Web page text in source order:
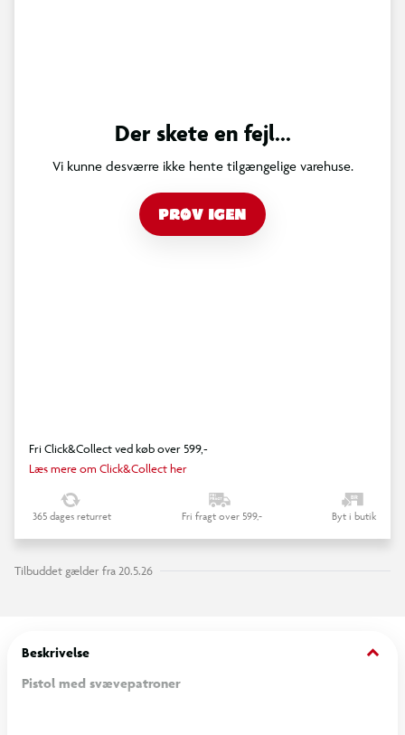
Der skete en fejl...
Vi kunne desværre ikke hente tilgængelige varehuse.
PRØV IGEN
Fri Click&Collect ved køb over 599,-
Læs mere om Click&Collect her
365 dages returret Fri fragt over 599,- Byt i butik
Tilbuddet gælder fra 20.5.26
Beskrivelse keyboard_arrow_down
Pistol med svævepatroner